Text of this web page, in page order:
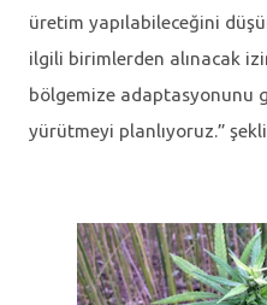
üretim yapılabileceğini
ilgili birimlerden alınacak
bölgemize adaptasyonunu
yürütmeyi planlıyoruz.”